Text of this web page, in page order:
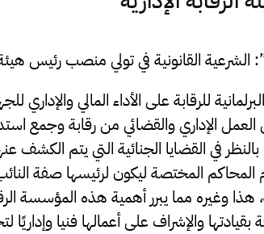
القانونية في تولي منصب رئيس هيئة
للرقابة على الأداء المالي والإداري
العمل الإداري والقضائي من رقابة وجمع
في القضايا الجنائية التي يتم
المحاكم المختصة ليكون لرئيسها صفة
هذا وغيره مما يبرر أهمية هذه المؤسسة
والإشراف على أعمالها فنيا وإداريًا